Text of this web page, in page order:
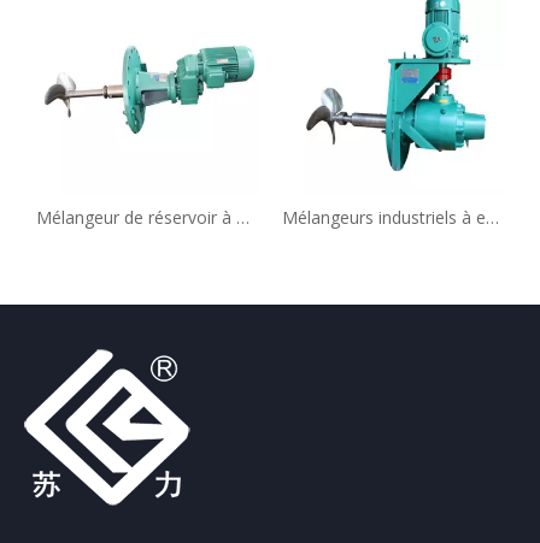
Mélangeur de réservoir à entrée latérale industriel professionnel pour fabricant de réservoir de stockage Mélangeurs industriels à entrée latérale, réservoir d'huile, agitateur chimique à vendre